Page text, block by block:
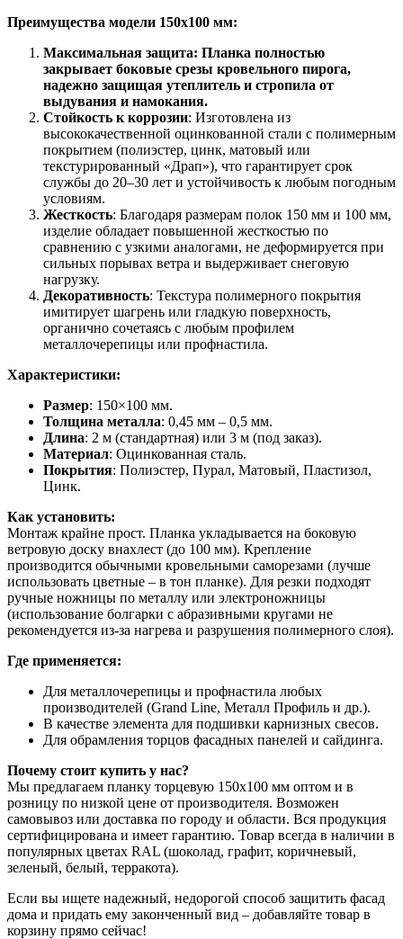
Преимущества модели 150х100 мм:
Максимальная защита: Планка полностью
закрывает боковые срезы кровельного пирога,
надежно защищая утеплитель и стропила от
выдувания и намокания.
Стойкость к коррозии: Изготовлена из
высококачественной оцинкованной стали с полимерным
покрытием (полиэстер, цинк, матовый или
текстурированный «Драп»), что гарантирует срок
службы до 20–30 лет и устойчивость к любым погодным
условиям.
Жесткость: Благодаря размерам полок 150 мм и 100 мм,
изделие обладает повышенной жесткостью по
сравнению с узкими аналогами, не деформируется при
сильных порывах ветра и выдерживает снеговую
нагрузку.
Декоративность: Текстура полимерного покрытия
имитирует шагрень или гладкую поверхность,
органично сочетаясь с любым профилем
металлочерепицы или профнастила.
Характеристики:
Размер: 150×100 мм.
Толщина металла: 0,45 мм – 0,5 мм.
Длина: 2 м (стандартная) или 3 м (под заказ).
Материал: Оцинкованная сталь.
Покрытия: Полиэстер, Пурал, Матовый, Пластизол,
Цинк.
Как установить:
Монтаж крайне прост. Планка укладывается на боковую
ветровую доску внахлест (до 100 мм). Крепление
производится обычными кровельными саморезами (лучше
использовать цветные – в тон планке). Для резки подходят
ручные ножницы по металлу или электроножницы
(использование болгарки с абразивными кругами не
рекомендуется из-за нагрева и разрушения полимерного слоя).
Где применяется:
Для металлочерепицы и профнастила любых
производителей (Grand Line, Металл Профиль и др.).
В качестве элемента для подшивки карнизных свесов.
Для обрамления торцов фасадных панелей и сайдинга.
Почему стоит купить у нас?
Мы предлагаем планку торцевую 150х100 мм оптом и в
розницу по низкой цене от производителя. Возможен
самовывоз или доставка по городу и области. Вся продукция
сертифицирована и имеет гарантию. Товар всегда в наличии в
популярных цветах RAL (шоколад, графит, коричневый,
зеленый, белый, терракота).
Если вы ищете надежный, недорогой способ защитить фасад
дома и придать ему законченный вид – добавляйте товар в
корзину прямо сейчас!